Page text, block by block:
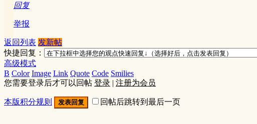
回复
举报
返回列表 发新帖
快捷回复：
高级模式
B Color Image Link Quote Code Smilies
您需要登录后才可以回帖 登录 | 注册为会员
本版积分规则 发表回复 回帖后跳转到最后一页